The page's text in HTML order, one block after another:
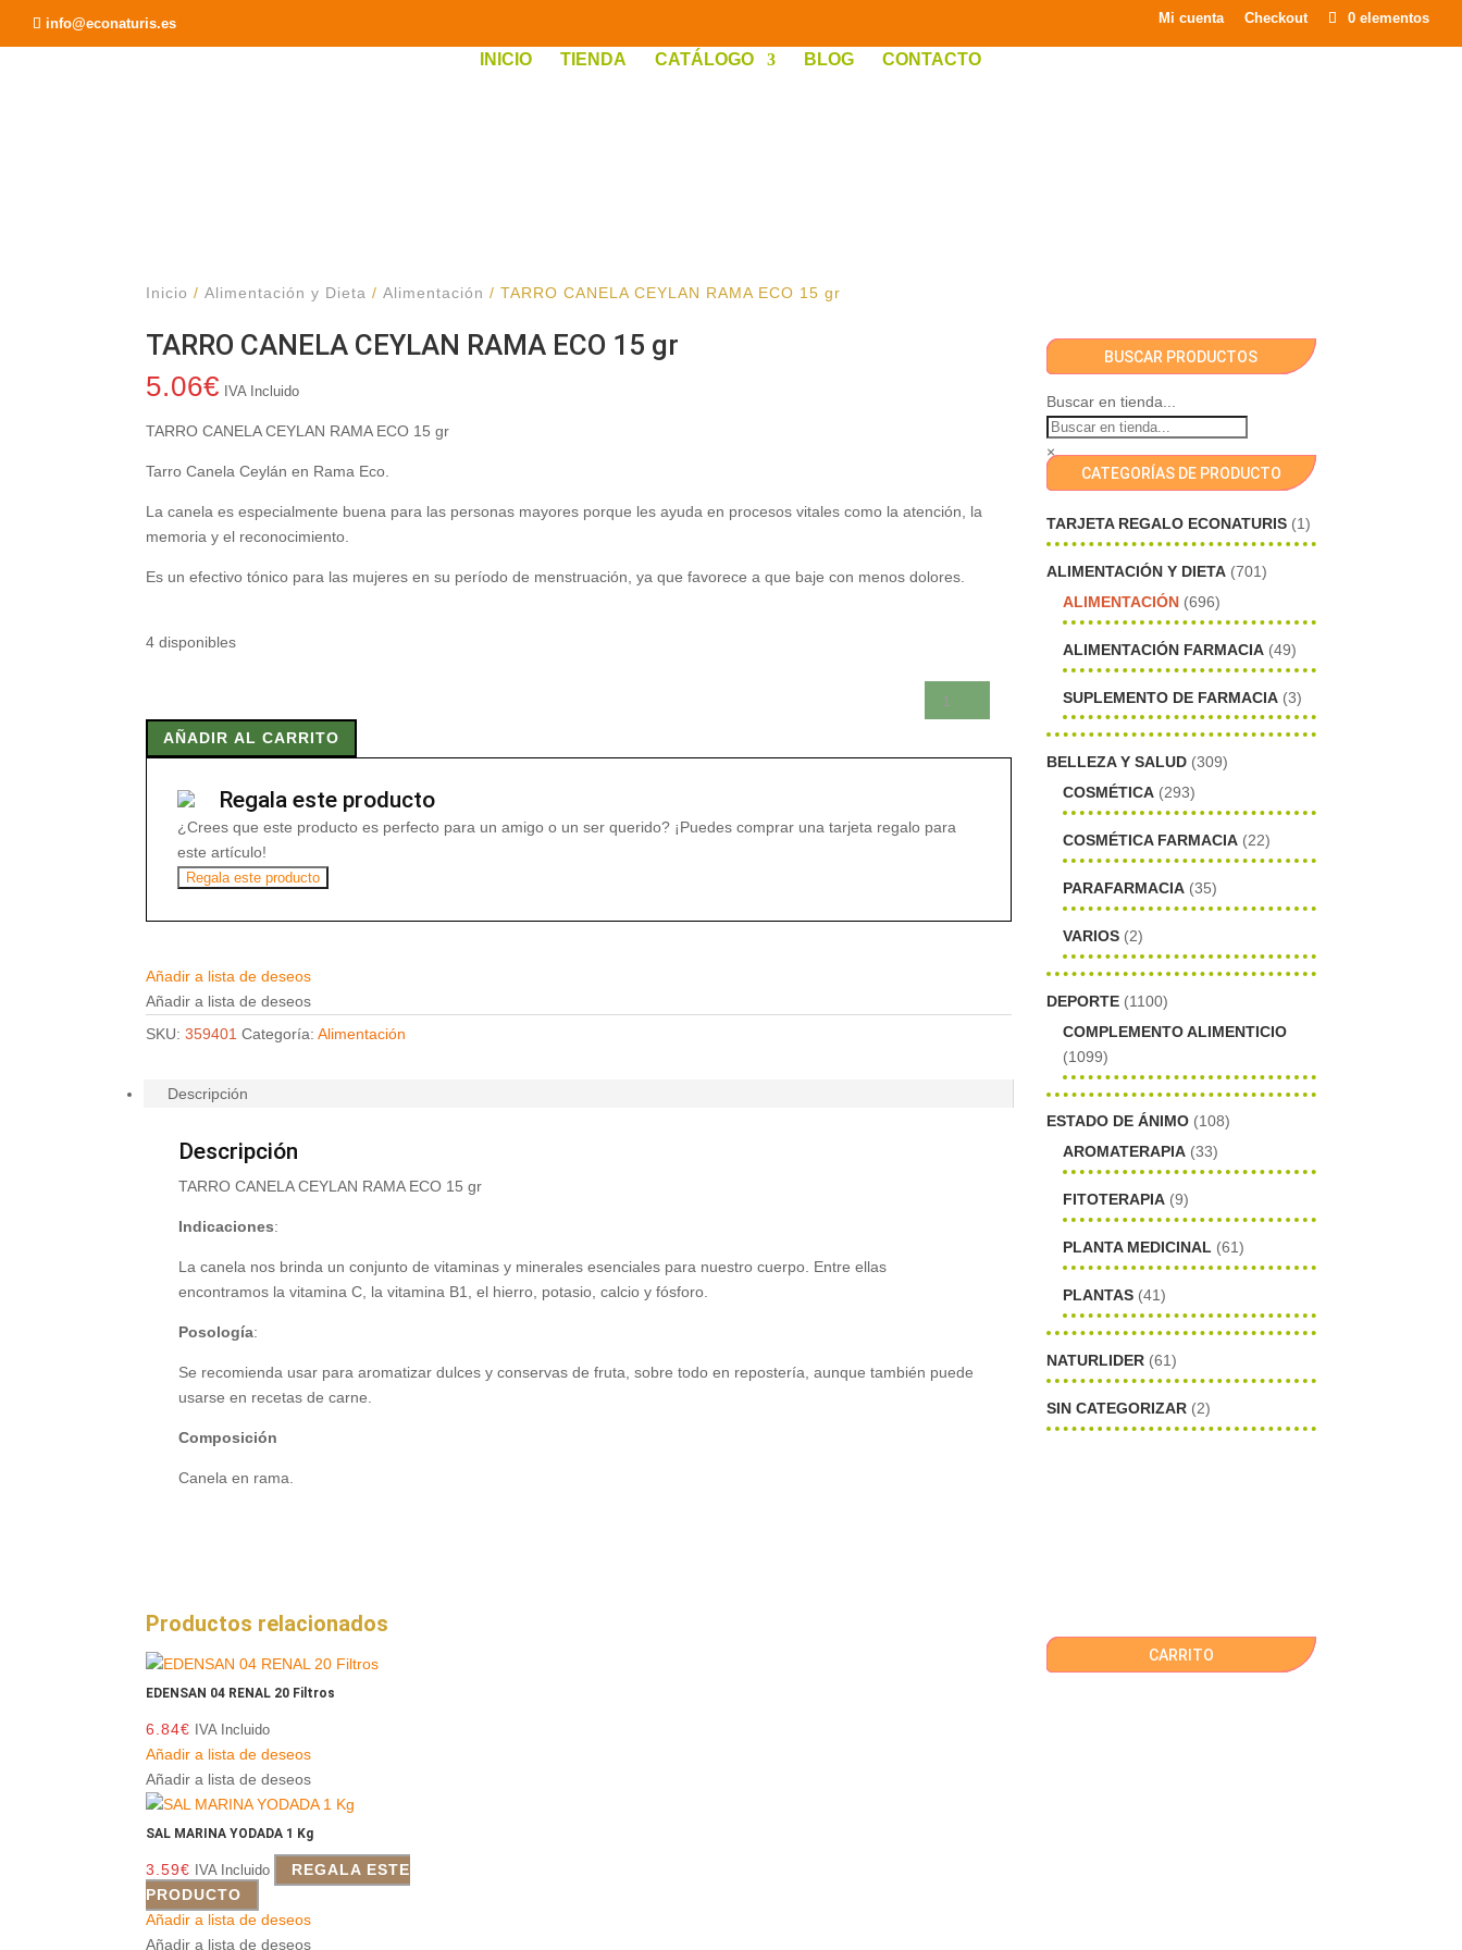
info@econaturis.es Mi cuenta Checkout 0 elementos
INICIO TIENDA CATÁLOGO BLOG CONTACTO
Inicio /Alimentación y Dieta /Alimentación / TARRO CANELA CEYLAN RAMA ECO 15 gr
TARRO CANELA CEYLAN RAMA ECO 15 gr
5.06€ IVA Incluido
TARRO CANELA CEYLAN RAMA ECO 15 gr
Tarro Canela Ceylán en Rama Eco.
La canela es especialmente buena para las personas mayores porque les ayuda en procesos vitales como la atención, la
memoria y el reconocimiento.
Es un efectivo tónico para las mujeres en su período de menstruación, ya que favorece a que baje con menos dolores.
4 disponibles
CANELA
CEYLAN
ECO
cantidad
AÑADIR AL CARRITO
Regala este producto
¿Crees que este producto es perfecto para un amigo o un ser querido? ¡Puedes comprar una tarjeta regalo para
este artículo!
Regala este producto
Añadir a lista de deseos
Añadir a lista de deseos
SKU:359401 Categoría:Alimentación
Descripción
Descripción
TARRO CANELA CEYLAN RAMA ECO 15 gr
Indicaciones:
La canela nos brinda un conjunto de vitaminas y minerales esenciales para nuestro cuerpo. Entre ellas
encontramos la vitamina C, la vitamina B1, el hierro, potasio, calcio y fósforo.
Posología:
Se recomienda usar para aromatizar dulces y conservas de fruta, sobre todo en repostería, aunque también puede
usarse en recetas de carne.
Composición
Canela en rama.
Productos relacionados
EDENSAN 04 RENAL 20 Filtros
6.84€ IVA Incluido
Añadir a lista de deseos
Añadir a lista de deseos
SAL MARINA YODADA 1 Kg
3.59€ IVA Incluido
REGALA ESTE
PRODUCTO
Añadir a lista de deseos
Añadir a lista de deseos
BUSCAR PRODUCTOS
Buscar en tienda...
×
CATEGORÍAS DE PRODUCTO
TARJETA REGALO ECONATURIS (1)
ALIMENTACIÓN Y DIETA (701)
ALIMENTACIÓN (696)
ALIMENTACIÓN FARMACIA (49)
SUPLEMENTO DE FARMACIA (3)
BELLEZA Y SALUD (309)
COSMÉTICA (293)
COSMÉTICA FARMACIA (22)
PARAFARMACIA (35)
VARIOS (2)
DEPORTE (1100)
COMPLEMENTO ALIMENTICIO
(1099)
ESTADO DE ÁNIMO (108)
AROMATERAPIA (33)
FITOTERAPIA (9)
PLANTA MEDICINAL (61)
PLANTAS (41)
NATURLIDER (61)
SIN CATEGORIZAR (2)
CARRITO